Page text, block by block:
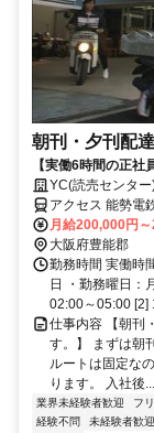
朝刊・夕刊配
【実働6時間の正
仮眠をとる方や、
3時間程度の業務の
による収入アップも
YC(読売センタ
アクセス 能勢電
見線 光風台（大
分
月給200,000円
大阪府豊能郡
勤務時間 実働時
日 ・勤務曜日：
02:00～05:00 [2]
仕事内容 【朝刊
す。】 まずは朝
ルートは固定な
ります。 入社後...
業界未経験者歓迎 フ
経験不問
未経験者歓迎